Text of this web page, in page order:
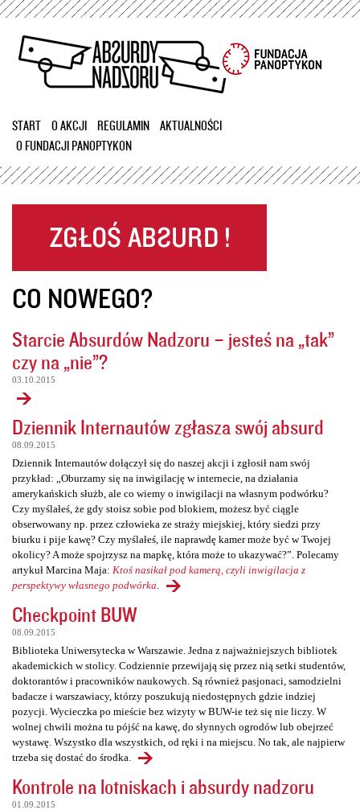
Przejdź
treści
START O AKCJI REGULAMIN
AKTUALNOŚCI
O FUNDACJI PANOPTYKON
CO NOWEGO?
Starcie Absurdów Nadzoru – jesteś na „tak”
czy na „nie”?
03.10.2015
Dziennik Internautów zgłasza swój absurd
08.09.2015
Dziennik Internautów dołączył się do naszej akcji i zgłosił nam swój
przykład: „Oburzamy się na inwigilację w internecie, na działania
amerykańskich służb, ale co wiemy o inwigilacji na własnym podwórku?
Czy myślałeś, że gdy stoisz sobie pod blokiem, możesz być ciągle
obserwowany np. przez człowieka ze straży miejskiej, który siedzi przy
biurku i pije kawę? Czy myślałeś, ile naprawdę kamer może być w Twojej
okolicy? A może spojrzysz na mapkę, która może to ukazywać?”. Polecamy
artykuł Marcina Maja: Ktoś nasikał pod kamerą, czyli inwigilacja z
perspektywy własnego podwórka
Checkpoint BUW
08.09.2015
Biblioteka Uniwersytecka w Warszawie. Jedna z najważniejszych bibliotek
akademickich w stolicy. Codziennie przewijają się przez nią setki studentów,
doktorantów i pracowników naukowych. Są również pasjonaci, samodzielni
badacze i warszawiacy, którzy poszukują niedostępnych gdzie indziej
pozycji. Wycieczka po mieście bez wizyty w BUW-ie też się nie liczy. W
wolnej chwili można tu pójść na kawę, do słynnych ogrodów lub obejrzeć
wystawę. Wszystko dla wszystkich, od ręki i na miejscu. No tak, ale najpierw
trzeba się dostać do środka.
Kontrole na lotniskach i absurdy nadzoru
01.09.2015